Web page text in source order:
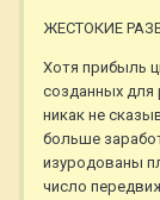
ЖЕСТОКИЕ
Хотя прибыль
созданных для
никак не
больше
изуродованы
число